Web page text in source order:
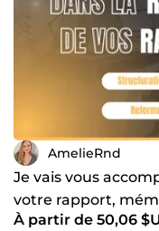
AmelieRnd
Je vais vous
votre rapport,
À partir de 50,06